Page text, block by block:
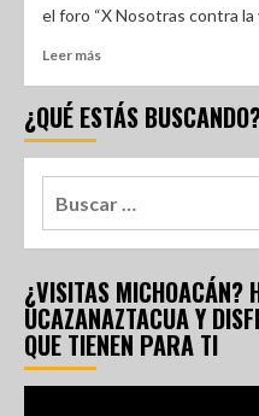
el foro “X Nosotras contra la
Leer más
¿QUÉ ESTÁS
¿VISITAS MICHOACÁN?
UCAZANAZTACUA Y
QUE TIENEN PARA TI